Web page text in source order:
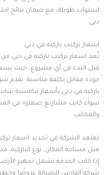
لسنوات طويلة، مع ضمان نتائج
دبي.
اسعار تركيب باركيه في دبي
تُعد اسعار تركيب باركيه في دبي من
قبل البدء في أي مشروع، حيث
جودة مقابل تكلفة مناسبة. تقدم
باركيه في دبي بأسعار تنافسية
سواء كانت مشاريع صغيرة في
والمكاتب.
تعتمد الشركة في تحديد اسعار
مثل مساحة المكان، نوع الباركيه،
إذا كانت الخدمة تشمل تجهيز
شركة الفارس للصيانة عروضًا